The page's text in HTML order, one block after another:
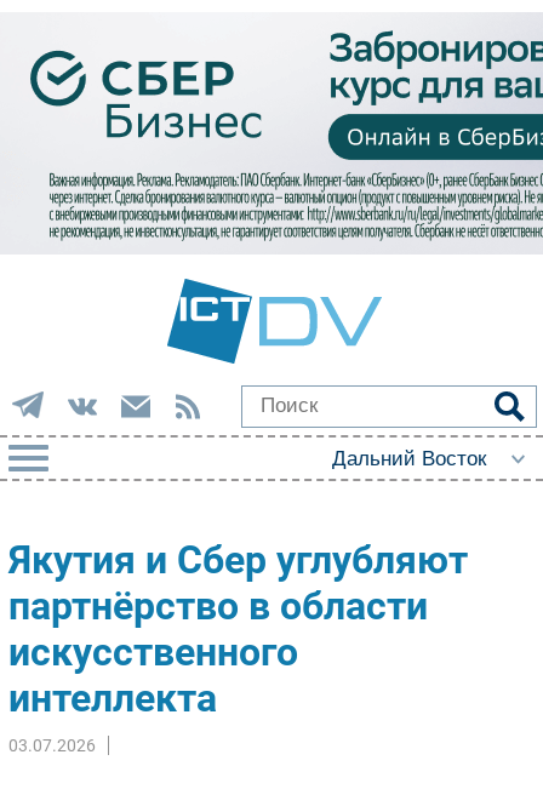
Импорто­замещение
Автоматизация Промышленности
Интернет
Мобильная связь
Фиксированная связь
Интеграция
Якутия и Сбер углубляют
партнёрство в области
искусственного
интеллекта
03.07.2026